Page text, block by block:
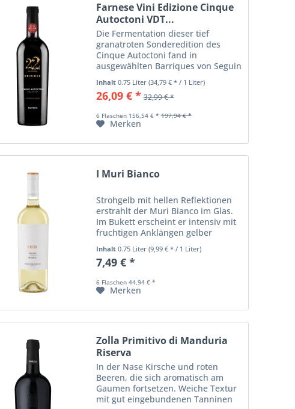
Farnese Vini Edizione Cinque
Autoctoni VDT...
Die Fermentation dieser tief
granatroten Sonderedition des
Cinque Autoctoni fand in
ausgewählten Barriques von Seguin
Moreau statt, der bedeutendsten
Tonnellerie weltweit. Mit seinen
Aromen von Kirschen, schwarze
Inhalt 0.75 Liter (34,79 € * / 1 Liter)
26,09 € * 32,99 € *
6 Flaschen 156,54 € * 197,94 € *
Merken
I Muri Bianco
Strohgelb mit hellen Reflektionen
erstrahlt der Muri Bianco im Glas.
Im Bukett erscheint er intensiv mit
fruchtigen Anklängen gelber
Früchte. Im Geschmack frisch,
angenehm und harmonisch mit
einem spürbaren Nachhall.
Inhalt 0.75 Liter (9,99 € * / 1 Liter)
7,49 € *
6 Flaschen 44,94 € *
Merken
Zolla Primitivo di Manduria
Riserva
In der Nase Kirsche und roten
Beeren, die sich aromatisch am
Gaumen fortsetzen. Weiche Textur
mit gut eingebundenen Tanninen